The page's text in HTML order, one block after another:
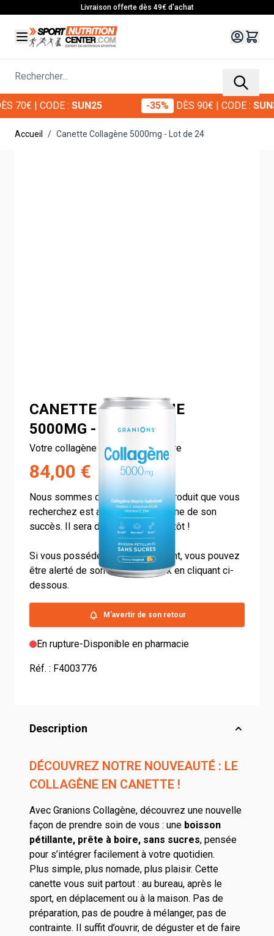
Livraison offerte dès 49€ d'achat
Rechercher...
CODE : SUN25 DÈS 90€| CODE : SUN35
Accueil / Canette Collagène 5000mg - Lot de 24
CANETTE COLLAGÈNE
5000MG - LOT DE 24
Votre collagène beauté, prêt à boire
84,00 €
Nous sommes désolés, mais le produit que vous
recherchez est actuellement victime de son
succès. Il sera de retour très bientôt !
Si vous possédez un compte client, vous pouvez
être alerté de son retour en stock en cliquant ci-
dessous.
M'avertir de son retour
En rupture-Disponible en pharmacie
Réf. : F4003776
Description
DÉCOUVREZ NOTRE NOUVEAUTÉ : LE
COLLAGÈNE EN CANETTE !
Avec Granions Collagène, découvrez une nouvelle
façon de prendre soin de vous : une boisson
pétillante, prête à boire, sans sucres, pensée
pour s’intégrer facilement à votre quotidien.
Plus simple, plus nomade, plus plaisir. Cette
canette vous suit partout : au bureau, après le
sport, en déplacement ou à la maison. Pas de
préparation, pas de poudre à mélanger, pas de
contrainte. Il suffit d’ouvrir, de déguster et de faire